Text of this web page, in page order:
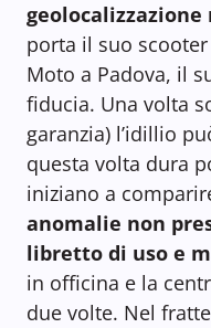
porta il suo scooter
Moto a Padova, il
fiducia. Una volta
garanzia) l’idillio
questa volta dura
iniziano a
anomalie non
libretto di uso e
in officina e la
due volte. Nel